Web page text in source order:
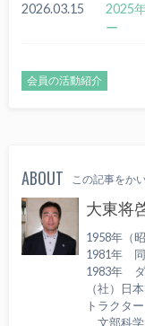
2026.03.15
2025
ー
会員の活動紹介
ABOUT この記事をか
大東将
1958年（
1981年 同
1983年 ダ
（社）日
トラクター
文部科学